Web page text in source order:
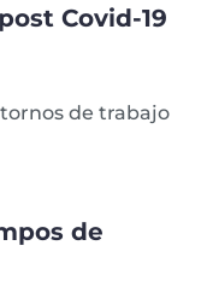
Covid-19
de trabajo
de